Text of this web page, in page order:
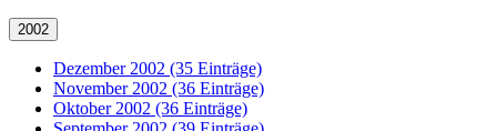
2002
Dezember 2002 (35 Einträge)
November 2002 (36 Einträge)
Oktober 2002 (36 Einträge)